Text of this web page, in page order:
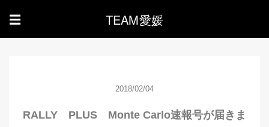
☰ TEAM愛媛
2018/02/04
RALLY PLUS Monte Carlo速報号が届きま